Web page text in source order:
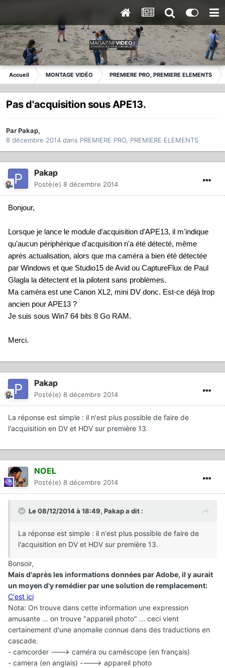
Accueil MONTAGE VIDÉO PREMIERE PRO, PREMIERE ELEMENTS
Pas d'acquisition sous APE13.
ParPakap,
8 décembre 2014 dans PREMIERE PRO, PREMIERE ELEMENTS
Pakap
Posté(e) 8 décembre 2014
Bonjour,
Lorsque je lance le module d'acquisition d'APE13, il m'indique
qu'aucun périphérique d'acquisition n'a été détecté, même
après actualisation, alors que ma caméra a bien été détectée
par Windows et que Studio15 de Avid ou CaptureFlux de Paul
Glagla la détectent et la pilotent sans problèmes.
Ma caméra est une Canon XL2, mini DV donc. Est-ce déjà trop
ancien pour APE13 ?
Je suis sous Win7 64 bits 8 Go RAM.
Merci.
Pakap
Posté(e) 8 décembre 2014
La réponse est simple : il n'est plus possible de faire de
l'acquisition en DV et HDV sur première 13.
NOEL
Posté(e) 8 décembre 2014
Le 08/12/2014 à 18:49, Pakap a dit :
La réponse est simple : il n'est plus possible de faire de
l'acquisition en DV et HDV sur première 13.
Bonsoir,
Mais d'après les informations données par Adobe, il y aurait
un moyen d'y remédier par une solution de remplacement:
C'est ici
Nota: On trouve dans cette information une expression
amusante ... on trouve "appareil photo" ... ceci vient
certainement d'une anomalie connue dans des traductions en
cascade.
- camcorder ---> caméra ou caméscope (en français)
- camera (en anglais) ----> appareil photo